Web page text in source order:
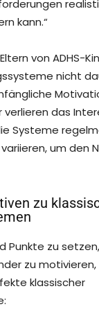
kann.“
von ADHS-
nicht
verlieren das
Systeme
um den
zu
Punkte zu
zu
klassischer